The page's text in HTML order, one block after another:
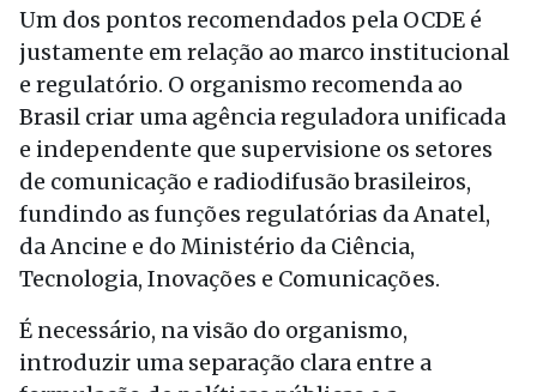
Um dos pontos recomendados pela OCDE é
justamente em relação ao marco institucional
e regulatório. O organismo recomenda ao
Brasil criar uma agência reguladora unificada
e independente que supervisione os setores
de comunicação e radiodifusão brasileiros,
fundindo as funções regulatórias da Anatel,
da Ancine e do Ministério da Ciência,
Tecnologia, Inovações e Comunicações.
É necessário, na visão do organismo,
introduzir uma separação clara entre a